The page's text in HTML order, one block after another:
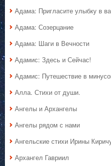
Адама: Пригласите улыбку в
Адама: Созерцание
Адама: Шаги в Вечности
Адамис: Здесь и Сейчас!
Адамис: Путешествие в
Алла. Стихи от души.
Ангелы и Архангелы
Ангелы рядом с нами
Ангельские стихи Ирины
Архангел Гавриил